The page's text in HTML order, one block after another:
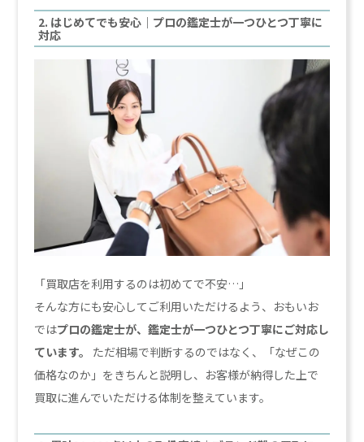
2. はじめてでも安心｜プロの鑑定士が一つひとつ丁寧に
対応
「買取店を利用するのは初めてで不安…」
そんな方にも安心してご利用いただけるよう、おもいお
ではプロの鑑定士が、鑑定士が一つひとつ丁寧にご対応し
ています。
ただ相場で判断するのではなく、「なぜこの
価格なのか」をきちんと説明し、お客様が納得した上で
買取に進んでいただける体制を整えています。